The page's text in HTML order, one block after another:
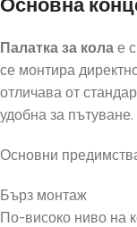
Основна
Палатка за кола е
се монтира
отличава от
удобна за пътуване.
Основни
Бърз монтаж
По-високо ниво на